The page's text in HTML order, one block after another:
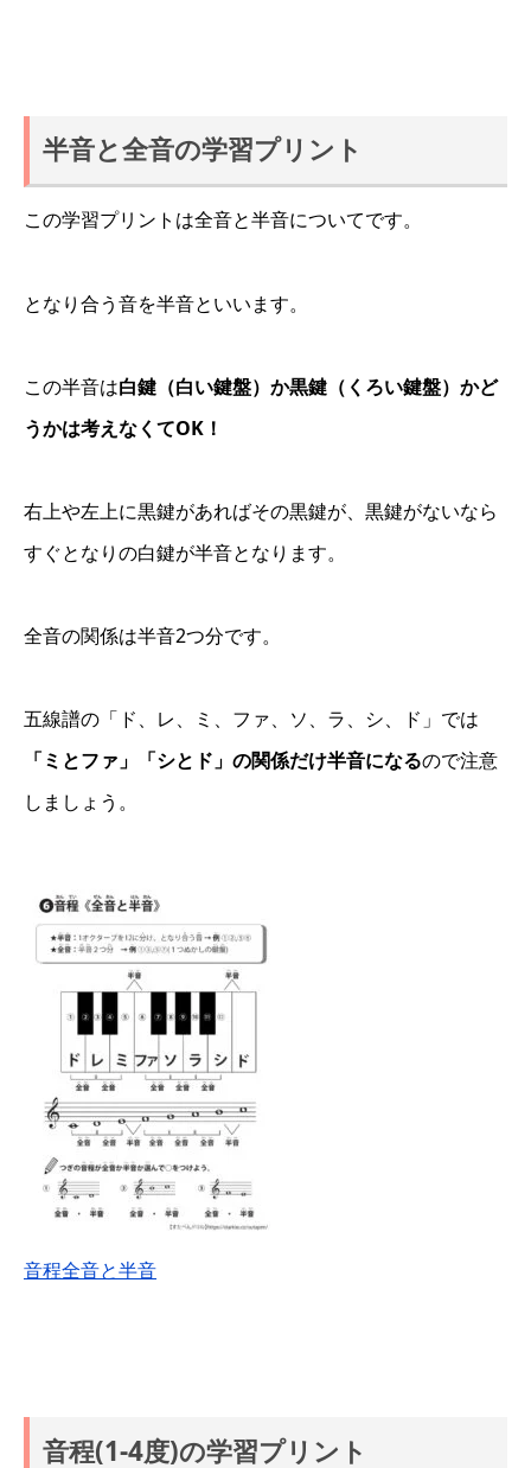
半音と全音の学習プリント
この学習プリントは全音と半音についてです。
となり合う音を半音といいます。
この半音は白鍵（白い鍵盤）か黒鍵（くろい鍵盤）かど
うかは考えなくてOK！
右上や左上に黒鍵があればその黒鍵が、黒鍵がないなら
すぐとなりの白鍵が半音となります。
全音の関係は半音2つ分です。
五線譜の「ド、レ、ミ、ファ、ソ、ラ、シ、ド」では
「ミとファ」「シとド」の関係だけ半音になるので注意
しましょう。
音程全音と半音
音程(1-4度)の学習プリント